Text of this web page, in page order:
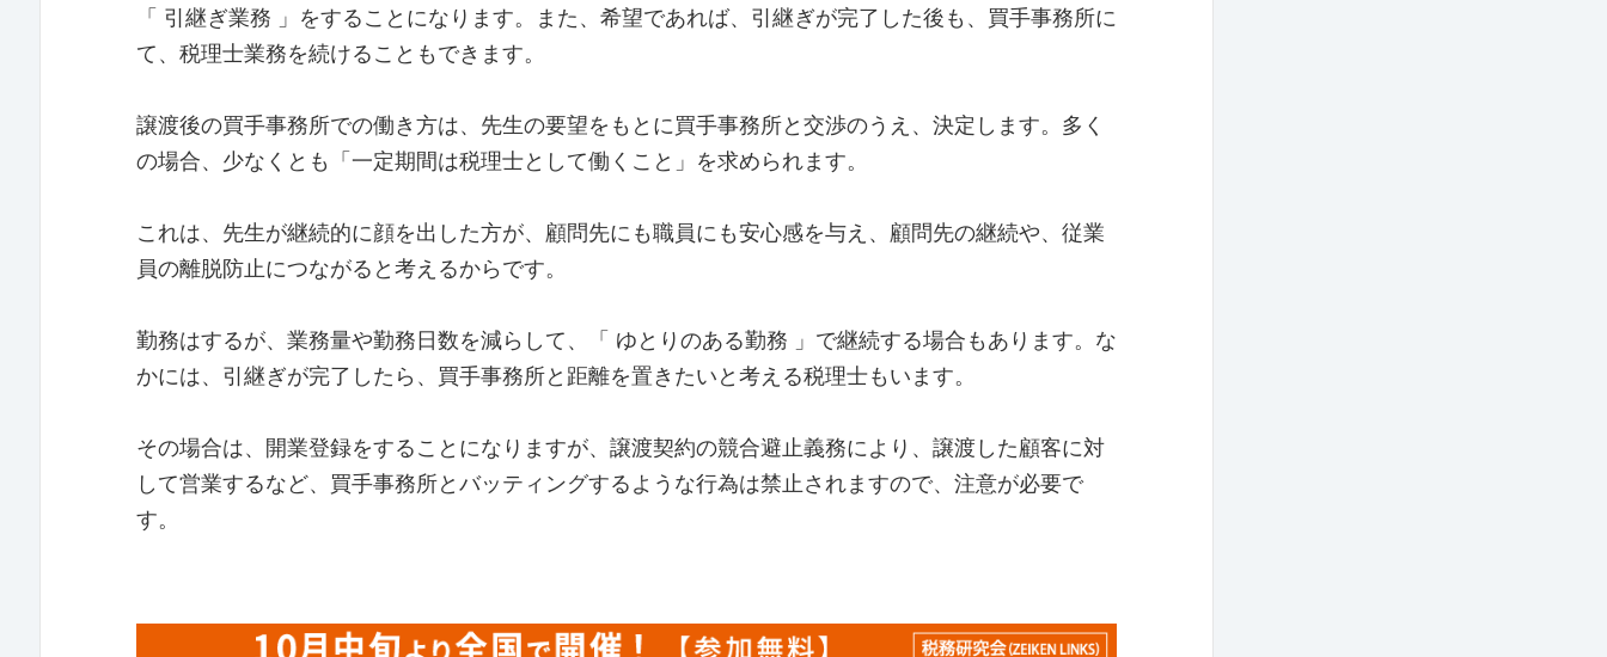
「 引継ぎ業務 」をすることになります。また、希望であれば、引継ぎが完了した後も、買手事務所に
て、税理士業務を続けることもできます。
譲渡後の買手事務所での働き方は、先生の要望をもとに買手事務所と交渉のうえ、決定します。多く
の場合、少なくとも「一定期間は税理士として働くこと」を求められます。
これは、先生が継続的に顔を出した方が、顧問先にも職員にも安心感を与え、顧問先の継続や、従業
員の離脱防止につながると考えるからです。
勤務はするが、業務量や勤務日数を減らして、「 ゆとりのある勤務 」で継続する場合もあります。な
かには、引継ぎが完了したら、買手事務所と距離を置きたいと考える税理士もいます。
その場合は、開業登録をすることになりますが、譲渡契約の競合避止義務により、譲渡した顧客に対
して営業するなど、買手事務所とバッティングするような行為は禁止されますので、注意が必要で
す。